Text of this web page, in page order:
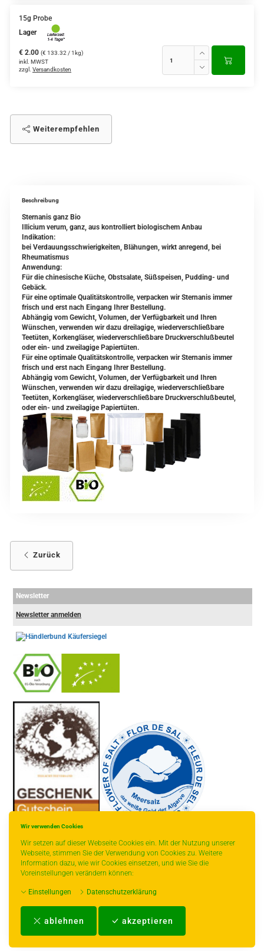
Wir verwenden Cookies
Wir setzen auf dieser Webseite Cookies ein. Mit der Nutzung unserer
Webseite, stimmen Sie der Verwendung von Cookies zu. Weitere
Information dazu, wie wir Cookies einsetzen, und wie Sie die
Voreinstellungen verändern können:
Einstellungen Datenschutzerklärung
ablehnen akzeptieren
15g Probe
Lager
€ 2.00 (€ 133.32 / 1kg)
inkl. MWST
zzgl. Versandkosten
Weiterempfehlen
Beschreibung
Sternanis ganz Bio
Illicium verum, ganz, aus kontrolliert biologischem Anbau
Indikation:
bei Verdauungsschwierigkeiten, Blähungen, wirkt anregend, bei
Rheumatismus
Anwendung:
Für die chinesische Küche, Obstsalate, Süßspeisen, Pudding- und
Gebäck.
Für eine optimale Qualitätskontrolle, verpacken wir Sternanis immer
frisch und erst nach Eingang Ihrer Bestellung.
Abhängig vom Gewicht, Volumen, der Verfügbarkeit und Ihren
Wünschen, verwenden wir dazu dreilagige, wiederverschließbare
Teetüten, Korkengläser, wiederverschließbare Druckverschlußbeutel
oder ein- und zweilagige Papiertüten.
Für eine optimale Qualitätskontrolle, verpacken wir Sternanis immer
frisch und erst nach Eingang Ihrer Bestellung.
Abhängig vom Gewicht, Volumen, der Verfügbarkeit und Ihren
Wünschen, verwenden wir dazu dreilagige, wiederverschließbare
Teetüten, Korkengläser, wiederverschließbare Druckverschlußbeutel,
oder ein- und zweilagige Papiertüten.
Zurück
Newsletter
Newsletter anmelden
* gilt für Lieferungen innerhalb Deutschlands, Lieferzeiten für andere
Länder entnehmen Sie bitte der Schaltfläche mit den Versandinformationen.
Impressum-AGB-Zahlungs- und Versandbedingungen
Biozertifikat
Widerrufsrecht -